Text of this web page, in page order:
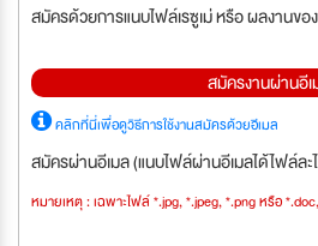
สมัครด้วยการแนบไฟล์เรซูเม่ หรือ ผลงานขอ
สมัครงานผ่านอี
คลิกที่นี่เพื่อดูวิธีการใช้งานสมัครด้วยอีเมล
สมัครผ่านอีเมล (แนบไฟล์ผ่านอีเมลได้ไฟล์ล
หมายเหตุ : เฉพาะไฟล์ *.jpg, *.jpeg, *.png หรือ